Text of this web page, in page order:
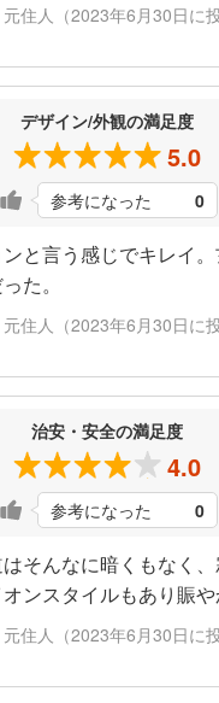
住人（2023年6月30日に投
デザイン/外観の満足度
5.0
参考になった 0
と言う感じでキレイ
た。
住人（2023年6月30日に投
治安・安全の満足度
4.0
参考になった 0
そんなに暗くもなく
ンスタイルもあり賑
住人（2023年6月30日に投